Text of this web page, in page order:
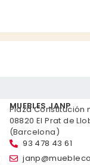
MUEBLES JANP
Plaza Constitución
08820 El Prat de
(Barcelona)
93 478 43 61